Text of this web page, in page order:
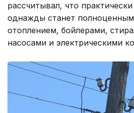
рассчитывал, что
однажды станет
отоплением, бойлерами,
насосами и электрическими